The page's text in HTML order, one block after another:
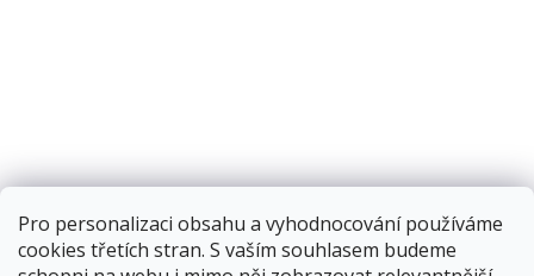
Pro personalizaci obsahu a vyhodnocování používáme
cookies třetích stran. S vaším souhlasem budeme